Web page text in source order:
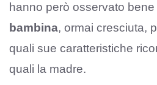
hanno però osservato bene
bambina, ormai cresciuta,
quali sue caratteristiche
quali la madre.